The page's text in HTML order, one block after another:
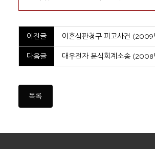
이전글 이혼심판청구 피고사건 (2009
다음글 대우전자 분식회계소송 (2008